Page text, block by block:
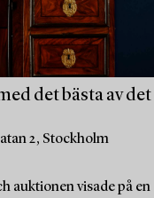
det bästa av det
2, Stockholm
auktionen visade på en